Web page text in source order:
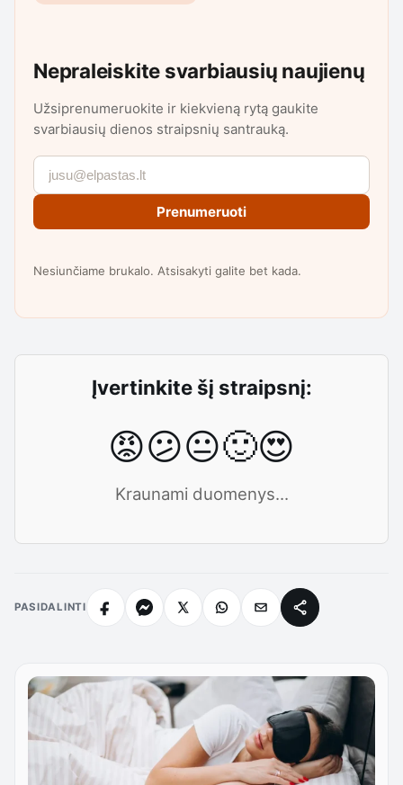
Nepraleiskite svarbiausių naujienų
Užsiprenumeruokite ir kiekvieną rytą gaukite
svarbiausių dienos straipsnių santrauką.
Prenumeruoti
Nesiunčiame brukalo. Atsisakyti galite bet kada.
Įvertinkite šį straipsnį:
😡😕😐🙂😍
Kraunami duomenys...
PASIDALINTI